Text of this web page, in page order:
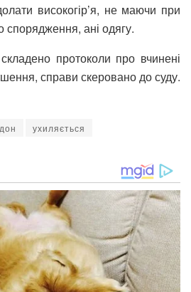
високогір’я, не маючи при
спорядження, ані одягу.
протоколи про вчинені
справи скеровано до суду.
ухиляється